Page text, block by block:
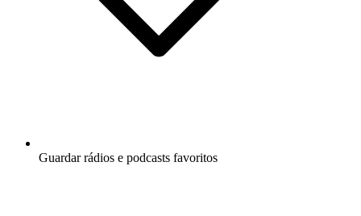
Guardar rádios e podcasts favoritos